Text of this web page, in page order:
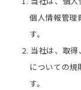
個人情報管理
す。
2. 当社は、取
についての規
す。